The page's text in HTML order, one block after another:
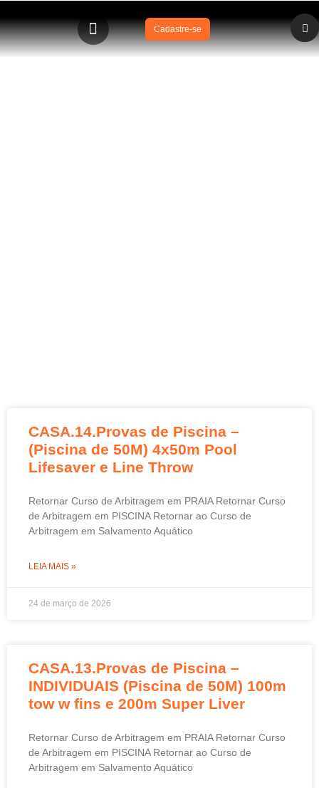
Cadastre-se
CASA.14.Provas de Piscina –
(Piscina de 50M) 4x50m Pool
Lifesaver e Line Throw
Retornar Curso de Arbitragem em PRAIA Retornar Curso
de Arbitragem em PISCINA Retornar ao Curso de
Arbitragem em Salvamento Aquático
LEIA MAIS »
24 de março de 2026
CASA.13.Provas de Piscina –
INDIVIDUAIS (Piscina de 50M) 100m
tow w fins e 200m Super Liver
Retornar Curso de Arbitragem em PRAIA Retornar Curso
de Arbitragem em PISCINA Retornar ao Curso de
Arbitragem em Salvamento Aquático